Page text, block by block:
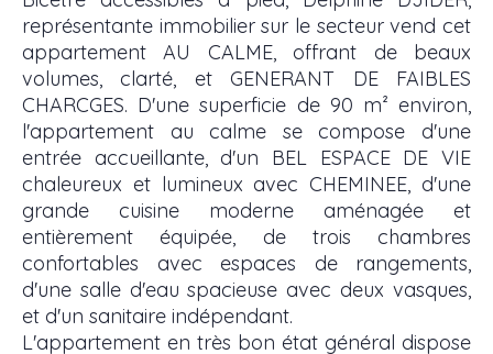
représentante immobilier sur le secteur vend cet
appartement AU CALME, offrant de beaux
volumes, clarté, et GENERANT DE FAIBLES
CHARCGES. D'une superficie de 90 m² environ,
l'appartement au calme se compose d'une
entrée accueillante, d'un BEL ESPACE DE VIE
chaleureux et lumineux avec CHEMINEE, d'une
grande cuisine moderne aménagée et
entièrement équipée, de trois chambres
confortables avec espaces de rangements,
d'une salle d'eau spacieuse avec deux vasques,
et d'un sanitaire indépendant.
L'appartement en très bon état général dispose